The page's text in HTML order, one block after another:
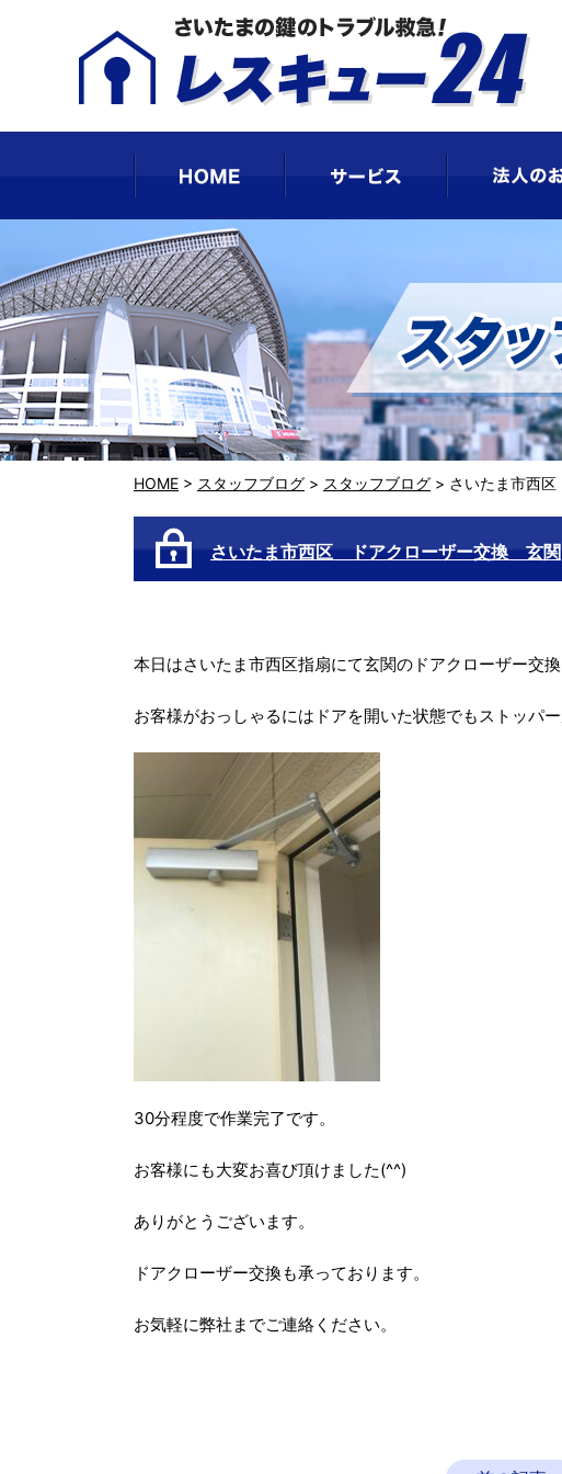
HOME > スタッフブログ > スタッフブログ > さいたま市西
さいたま市西区 ドアクローザー交換 玄関
本日はさいたま市西区指扇にて玄関のドアクローザー交換
お客様がおっしゃるにはドアを開いた状態でもストッパ
30分程度で作業完了です。
お客様にも大変お喜び頂けました(^^)
ありがとうございます。
ドアクローザー交換も承っております。
お気軽に弊社までご連絡ください。